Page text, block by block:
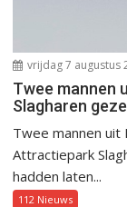
vrijdag 7 augustus
Twee mannen
Slagharen
Twee mannen
Attractiepark
hadden laten...
112 Nieuws